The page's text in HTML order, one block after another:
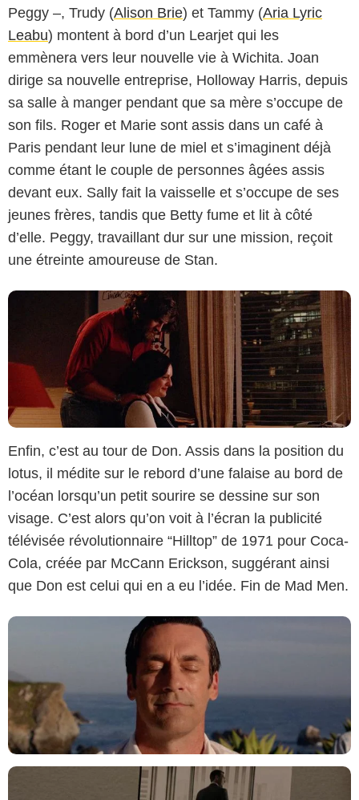
Peggy –, Trudy (Alison Brie) et Tammy (Aria Lyric
Leabu) montent à bord d’un Learjet qui les
emmènera vers leur nouvelle vie à Wichita. Joan
dirige sa nouvelle entreprise, Holloway Harris, depuis
sa salle à manger pendant que sa mère s’occupe de
son fils. Roger et Marie sont assis dans un café à
Paris pendant leur lune de miel et s’imaginent déjà
comme étant le couple de personnes âgées assis
devant eux. Sally fait la vaisselle et s’occupe de ses
jeunes frères, tandis que Betty fume et lit à côté
d’elle. Peggy, travaillant dur sur une mission, reçoit
une étreinte amoureuse de Stan.
Enfin, c’est au tour de Don. Assis dans la position du
lotus, il médite sur le rebord d’une falaise au bord de
l’océan lorsqu’un petit sourire se dessine sur son
visage. C’est alors qu’on voit à l’écran la publicité
télévisée révolutionnaire “Hilltop” de 1971 pour Coca-
Cola, créée par McCann Erickson, suggérant ainsi
que Don est celui qui en a eu l’idée. Fin de Mad Men.